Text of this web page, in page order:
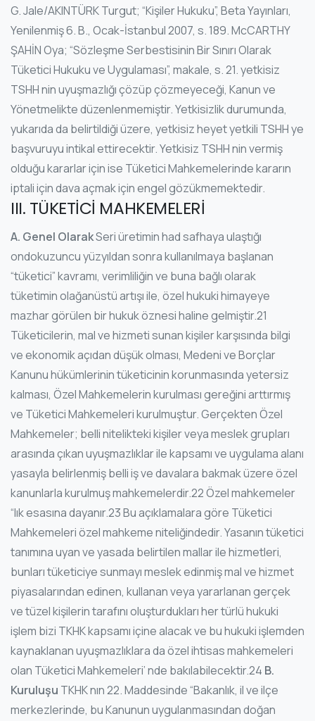
G. Jale/AKINTÜRK Turgut; “Kişiler Hukuku”, Beta Yayınları,
Yenilenmiş 6. B., Ocak-İstanbul 2007, s. 189. McCARTHY
ŞAHİN Oya; “Sözleşme Serbestisinin Bir Sınırı Olarak
Tüketici Hukuku ve Uygulaması”, makale, s. 21. yetkisiz
TSHH nin uyuşmazlığı çözüp çözmeyeceği, Kanun ve
Yönetmelikte düzenlenmemiştir. Yetkisizlik durumunda,
yukarıda da belirtildiği üzere, yetkisiz heyet yetkili TSHH ye
başvuruyu intikal ettirecektir. Yetkisiz TSHH nin vermiş
olduğu kararlar için ise Tüketici Mahkemelerinde kararın
iptali için dava açmak için engel gözükmemektedir.
III. TÜKETİCİ MAHKEMELERİ
A. Genel OlarakSeri üretimin had safhaya ulaştığı
ondokuzuncu yüzyıldan sonra kullanılmaya başlanan
“tüketici” kavramı, verimliliğin ve buna bağlı olarak
tüketimin olağanüstü artışı ile, özel hukuki himayeye
mazhar görülen bir hukuk öznesi haline gelmiştir.21
Tüketicilerin, mal ve hizmeti sunan kişiler karşısında bilgi
ve ekonomik açıdan düşük olması, Medeni ve Borçlar
Kanunu hükümlerinin tüketicinin korunmasında yetersiz
kalması, Özel Mahkemelerin kurulması gereğini arttırmış
ve Tüketici Mahkemeleri kurulmuştur. Gerçekten Özel
Mahkemeler; belli nitelikteki kişiler veya meslek grupları
arasında çıkan uyuşmazlıklar ile kapsamı ve uygulama alanı
yasayla belirlenmiş belli iş ve davalara bakmak üzere özel
kanunlarla kurulmuş mahkemelerdir.22 Özel mahkemeler
“lık esasına dayanır.23 Bu açıklamalara göre Tüketici
Mahkemeleri özel mahkeme niteliğindedir. Yasanın tüketici
tanımına uyan ve yasada belirtilen mallar ile hizmetleri,
bunları tüketiciye sunmayı meslek edinmiş mal ve hizmet
piyasalarından edinen, kullanan veya yararlanan gerçek
ve tüzel kişilerin tarafını oluşturdukları her türlü hukuki
işlem bizi TKHK kapsamı içine alacak ve bu hukuki işlemden
kaynaklanan uyuşmazlıklara da özel ihtisas mahkemeleri
olan Tüketici Mahkemeleri’ nde bakılabilecektir.24 B.
Kuruluşu TKHK nın 22. Maddesinde “Bakanlık, il ve ilçe
merkezlerinde, bu Kanunun uygulanmasından doğan